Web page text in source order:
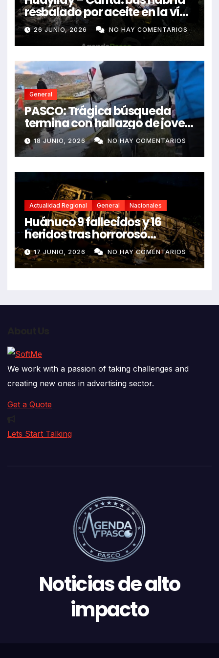
resbalado por aceite en la vía
e impactó auto siniestrado
dejando dos fallecidos
26 JUNIO, 2026 NO HAY COMENTARIOS
General
PASCO: Trágica búsqueda
termina con hallazgo de joven
sin vida en Rancas
18 JUNIO, 2026 NO HAY COMENTARIOS
Actualidad Regional General Nacionales
Huánuco 9 fallecidos y 16
heridos tras horroroso
despiste de bus Real Chancas
que impactó contra vivienda
17 JUNIO, 2026 NO HAY COMENTARIOS
We work with a passion of taking challenges and
creating new ones in advertising sector.
Get a Quote
Lets Start Talking
Noticias de alto
impacto